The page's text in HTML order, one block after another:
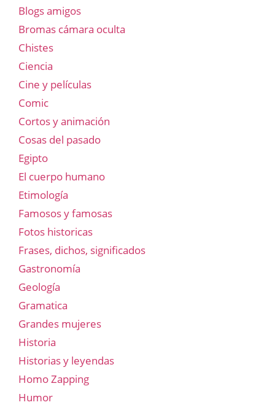
Blogs amigos
Bromas cámara oculta
Chistes
Ciencia
Cine y películas
Comic
Cortos y animación
Cosas del pasado
Egipto
El cuerpo humano
Etimología
Famosos y famosas
Fotos historicas
Frases, dichos, significados
Gastronomía
Geología
Gramatica
Grandes mujeres
Historia
Historias y leyendas
Homo Zapping
Humor